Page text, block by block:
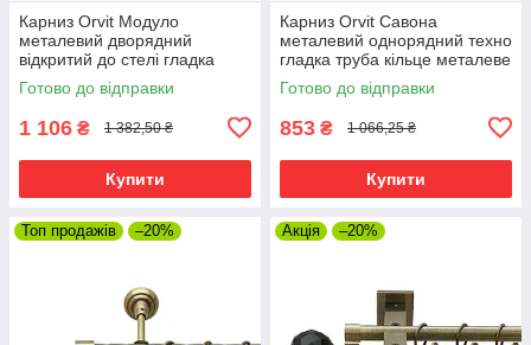
Карниз Orvit Модуло
металевий дворядний
відкритий до стелі гладка
труба кільце металеве Антик
25\19 мм 200 см (00-
Готово до відправки
1 106 ₴ 1 382,50 ₴
Купити
Карниз Orvit Савона
металевий однорядний техно
гладка труба кільце металеве
Антик 25 мм 200 см (00-
00025905)
Готово до відправки
853 ₴ 1 066,25 ₴
Купити
Топ продажів –20% Акція –20%